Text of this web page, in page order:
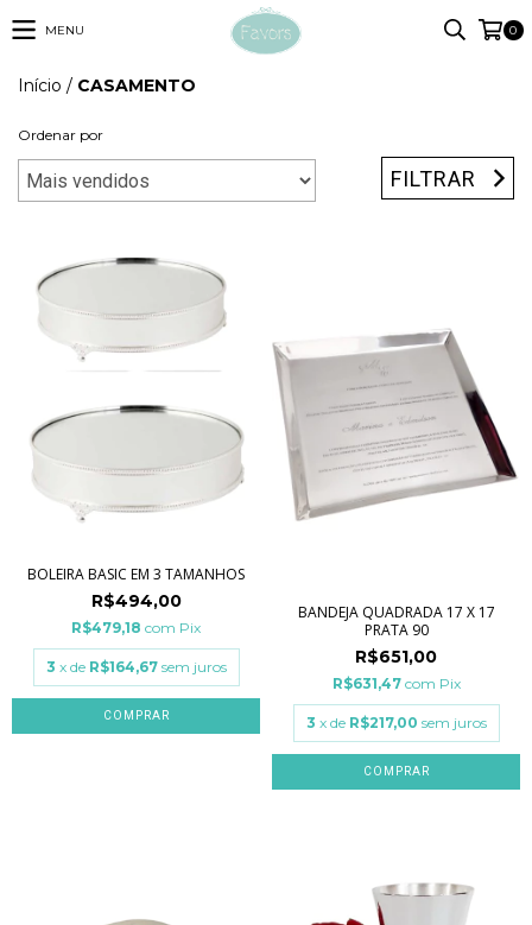
MENU 0
Início / CASAMENTO
Ordenar por
FILTRAR
BOLEIRA BASIC EM 3 TAMANHOS
R$494,00
R$479,18 com Pix
3 x de R$164,67 sem juros
COMPRAR
BANDEJA QUADRADA 17 X 17
PRATA 90
R$651,00
R$631,47 com Pix
3 x de R$217,00 sem juros
COMPRAR